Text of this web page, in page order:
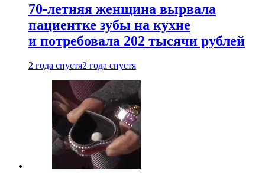
70-летняя женщина вырвала
пациентке зубы на кухне
и потребовала 202 тысячи рублей
2 года спустя2 года спустя